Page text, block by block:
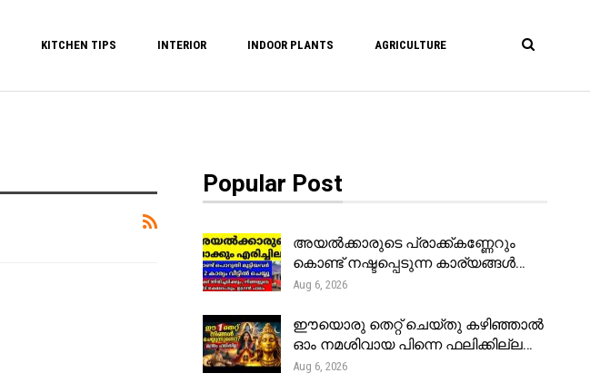
KITCHEN TIPS INTERIOR INDOOR PLANTS AGRICULTURE
Popular Post
അയൽക്കാരുടെ പ്രാക്ക്കണ്ണേറും
കൊണ്ട് നഷ്ടപ്പെടുന്ന കാര്യങ്ങൾ…
Aug 6, 2026
ഈയൊരു തെറ്റ് ചെയ്തു കഴിഞ്ഞാൽ
ഓം നമശിവായ പിന്നെ ഫലിക്കില്ല…
Aug 6, 2026